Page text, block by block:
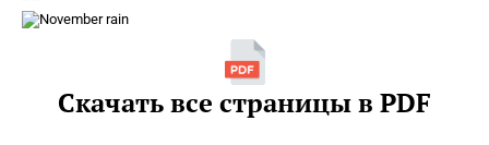
Скачать все страницы в PDF